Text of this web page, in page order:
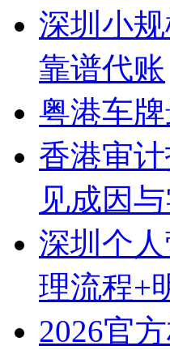
深圳小
靠谱代账
粤港车
香港审
见成因
深圳个
理流程+
2026官